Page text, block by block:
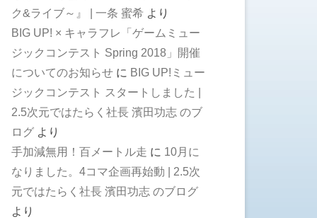
ク&ライブ～』 | 一条 蜜希 より
BIG UP! × キャラフレ「ゲームミュー
ジックコンテスト Spring 2018」開催
についてのお知らせ に BIG UP!ミュー
ジックコンテスト スタートしました |
2.5次元ではたらく社長 濱田功志 のブ
ログ より
手加減無用！百メートル走 に 10月に
なりました。4コマ企画再始動 | 2.5次
元ではたらく社長 濱田功志 のブログ
より